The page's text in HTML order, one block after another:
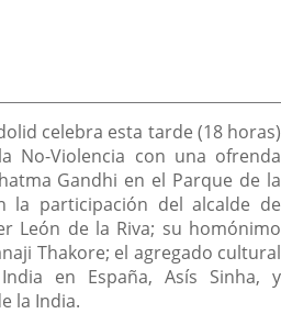
externa.externa.
celebra esta tarde (18 horas)
No-Violencia con una ofrenda
Gandhi en el Parque de la
la participación del alcalde de
León de la Riva; su homónimo
Thakore; el agregado cultural
en España, Asís Sinha, y
la India.